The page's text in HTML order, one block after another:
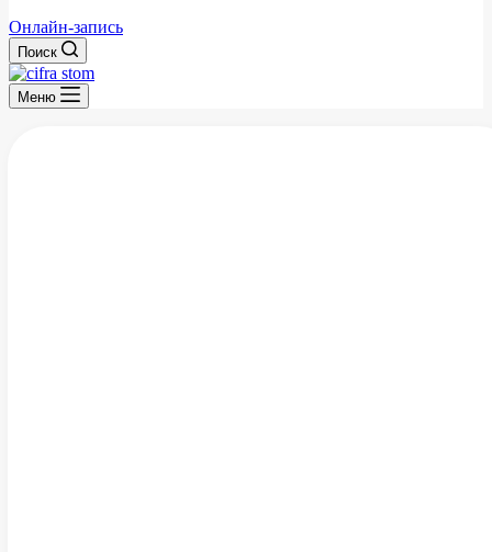
Онлайн-запись
Поиск
Меню